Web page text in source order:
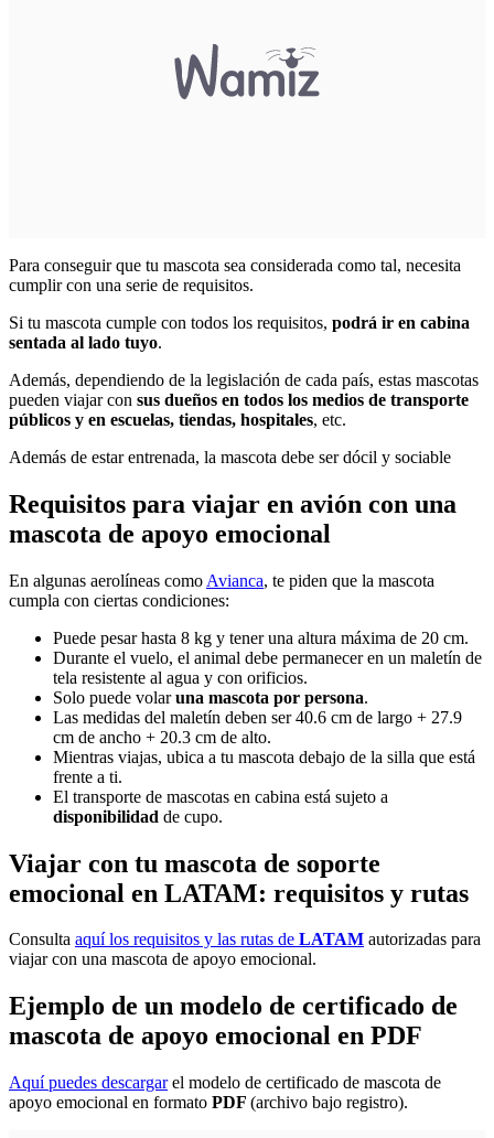
Para conseguir que tu mascota sea considerada como tal, necesita
cumplir con una serie de requisitos.
Si tu mascota cumple con todos los requisitos, podrá ir en cabina
sentada al lado tuyo.
Además, dependiendo de la legislación de cada país, estas mascotas
pueden viajar con sus dueños en todos los medios de transporte
públicos y en escuelas, tiendas, hospitales, etc.
Además de estar entrenada, la mascota debe ser dócil y sociable
Requisitos para viajar en avión con una
mascota de apoyo emocional
En algunas aerolíneas como Avianca, te piden que la mascota
cumpla con ciertas condiciones:
Puede pesar hasta 8 kg y tener una altura máxima de 20 cm.
Durante el vuelo, el animal debe permanecer en un maletín de
tela resistente al agua y con orificios.
Solo puede volaruna mascota por persona.
Las medidas del maletín deben ser 40.6 cm de largo + 27.9
cm de ancho ​+ 20.3 cm de alto.
Mientras viajas, ubica a tu mascota debajo de la silla que está
frente a ti.
El transporte de mascotas en cabina está sujeto a
disponibilidad de cupo.
Viajar con tu mascota de soporte
emocional en LATAM: requisitos y rutas
Consulta aquí los requisitos y las rutas de LATAM autorizadas para
viajar con una mascota de apoyo emocional.
Ejemplo de un modelo de certificado de
mascota de apoyo emocional en PDF
Aquí puedes descargarel modelo de certificado de mascota de
apoyo emocional en formato PDF (archivo bajo registro).